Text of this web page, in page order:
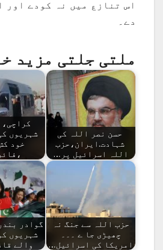
اس تنازع میں نہ کودے اور
دے۔
ملتی جلتی مزید
حسن نصر اللہ کی
شہادت.ایران،حزب
اللہ اسرائیل پر…
شہریوں
خود
حزب اللہ سے جنگ نہ
چھیڑی جا ے ۔۔۔
امریکا کی اسرائیل…
گوادر
شہریوں
والے